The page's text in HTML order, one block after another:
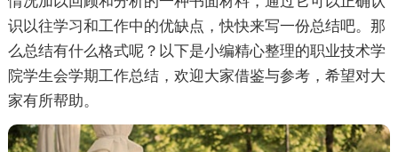
识以往学习和工作中的优缺点，快快来写一份总结吧。那
么总结有什么格式呢？以下是小编精心整理的职业技术学
院学生会学期工作总结，欢迎大家借鉴与参考，希望对大
家有所帮助。